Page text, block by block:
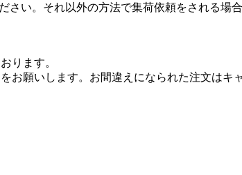
い。それ以外の方法で集荷依頼をされる場
ります。
お願いします。お間違えになられた注文は